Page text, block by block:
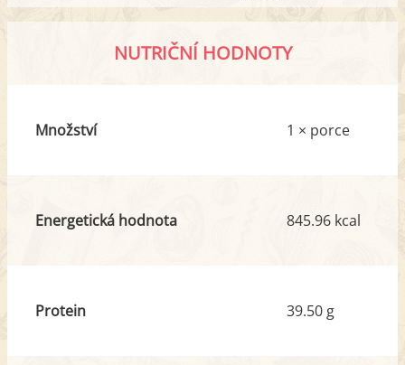
NUTRIČNÍ HODNOTY
Množství 1 × porce
Energetická hodnota 845.96 kcal
Protein 39.50 g